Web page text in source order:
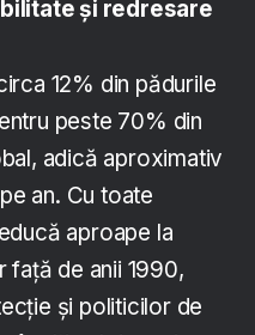
și redresare
12% din pădurile
peste 70% din
adică aproximativ
an. Cu toate
aproape la
față de anii 1990,
și politicilor de